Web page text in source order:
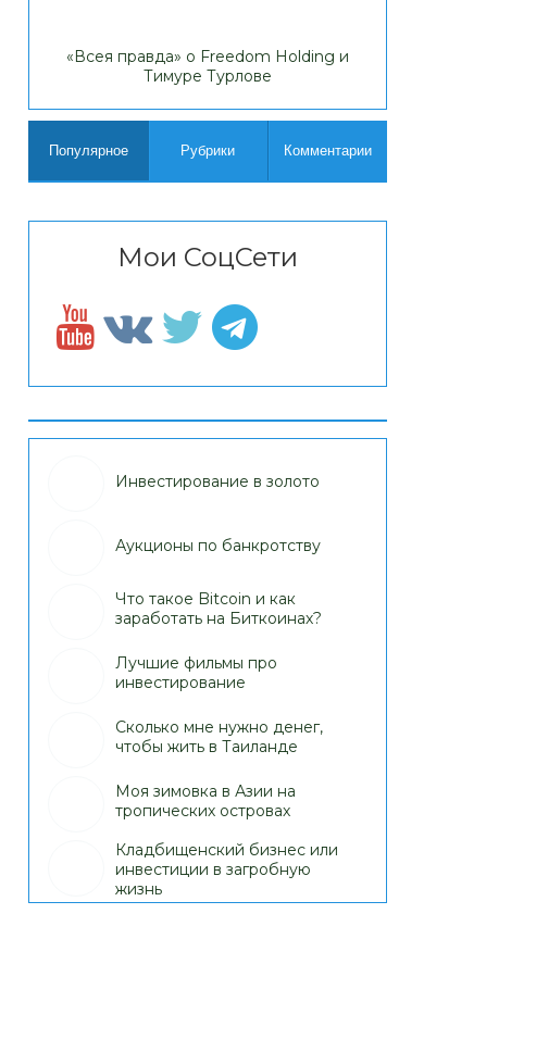
«Всея правда» о Freedom Holding и
Тимуре Турлове
Популярное Рубрики Комментарии
Мои СоцСети
Инвестирование в золото
Аукционы по банкротству
Что такое Bitcoin и как
заработать на Биткоинах?
Лучшие фильмы про
инвестирование
Сколько мне нужно денег,
чтобы жить в Таиланде
Моя зимовка в Азии на
тропических островах
Кладбищенский бизнес или
инвестиции в загробную
жизнь